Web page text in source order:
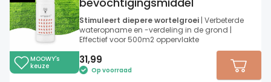
MOOWY's
keuze
Stimuleert diepere wortelgroei | Verbeterde
wateropname en -verdeling in de grond |
Effectief voor 500m2 oppervlakte
31,99
Op voorraad